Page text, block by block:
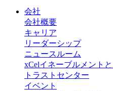
会社
会社概要
キャリア
リーダーシップ
ニュースルーム
xCelイネーブルメント
トラストセンター
イベント